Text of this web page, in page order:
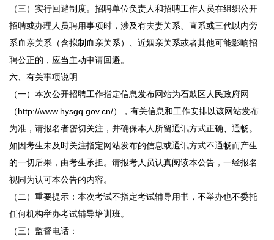
（三）实行回避制度。招聘单位负责人和招聘工作人员在组织公开
招聘或办理人员聘用事项时，涉及有夫妻关系、直系或三代以内旁
系血亲关系（含拟制血亲关系）、近姻亲关系或者其他可能影响招
聘公正的，应当主动申请回避。
六、有关事项说明
（一）本次公开招聘工作指定信息发布网站为石鼓区人民政府网
（http://www.hysgq.gov.cn/），有关信息和工作安排以该网站发布
为准，请报名者密切关注，并确保本人所留通讯方式正确、通畅。
如因考生未及时关注指定网站发布的信息或通讯方式不通畅而产生
的一切后果，由考生承担。请报考人员认真阅读本公告，一经报名
视同为认可本公告的内容。
（二）重要提示：本次考试不指定考试辅导用书，不举办也不委托
任何机构举办考试辅导培训班。
（三）监督电话：